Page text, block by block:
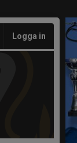
Logga in